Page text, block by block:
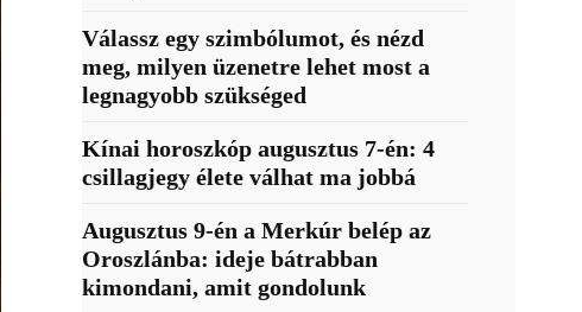
Válassz egy szimbólumot, és nézd
meg, milyen üzenetre lehet most a
legnagyobb szükséged
Kínai horoszkóp augusztus 7-én: 4
csillagjegy élete válhat ma jobbá
Augusztus 9-én a Merkúr belép az
Oroszlánba: ideje bátrabban
kimondani, amit gondolunk